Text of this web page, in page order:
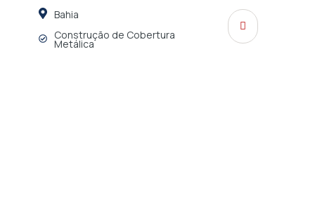
Bahia
Construção de Cobertura
Metálica